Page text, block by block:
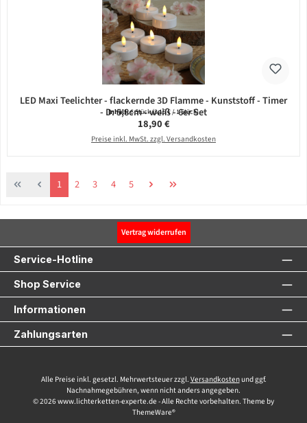
LED Maxi Teelichter - flackernde 3D Flamme - Kunststoff - Timer
- D: 5,8cm - weiß - 6er Set
Inhalt:6 Stück(3,15 € / 1 Stück)
Regulärer Preis:
18,90 €
Preise inkl. MwSt. zzgl. Versandkosten
Seite
1 Seite
2 Seite
3 Seite
4 Seite
5
Vertrag widerrufen
Service-Hotline
Shop Service
Informationen
Zahlungsarten
Alle Preise inkl. gesetzl. Mehrwertsteuer zzgl. Versandkostenund ggf.
Nachnahmegebühren, wenn nicht anders angegeben.
© 2026 www.lichterketten-experte.de - Alle Rechte vorbehalten. Theme by
ThemeWare®